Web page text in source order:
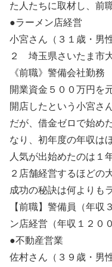
た人たちに取材し、前
●ラーメン店経営
小宮さん（３１歳・男
２ 埼玉県さいたま市
《前職》警備会社勤務
開業資金５００万円を
開店したという小宮さん
だが、借金ゼロで始め
なり、初年度の年収は
人気が出始めたのは１
２店舗経営するほどの
成功の秘訣は何よりも
【前職】警備員（年
ン店経営（年収１２０
●不動産営業
佐村さん（３９歳・男